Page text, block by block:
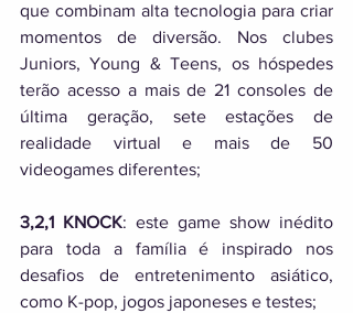
que combinam alta tecnologia para criar
momentos de diversão. Nos clubes
Juniors, Young & Teens, os hóspedes
terão acesso a mais de 21 consoles de
última geração, sete estações de
realidade virtual e mais de 50
videogames diferentes;
3,2,1 KNOCK: este game show inédito
para toda a família é inspirado nos
desafios de entretenimento asiático,
como K-pop, jogos japoneses e testes;